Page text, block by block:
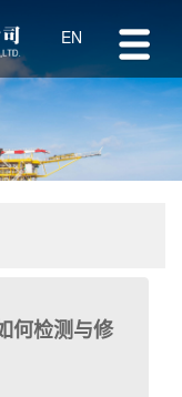
EN
何检测与修